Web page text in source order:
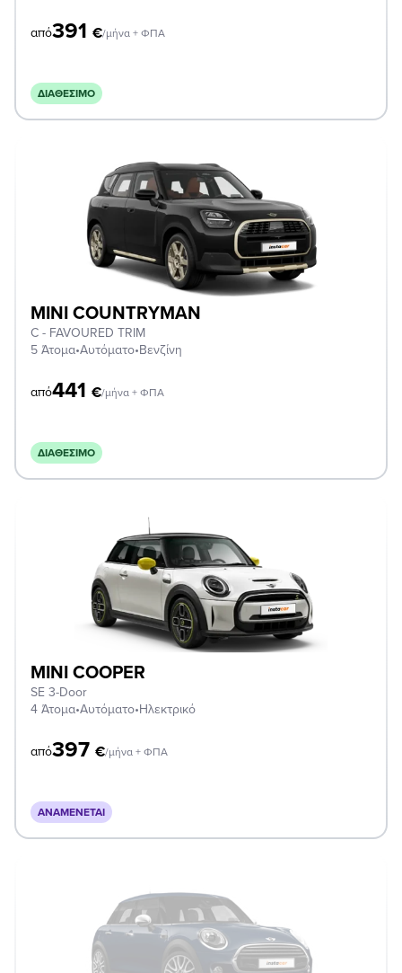
από391 €/μήνα + ΦΠΑ
ΔΙΑΘΈΣΙΜΟ
MINI COUNTRYMAN
C - FAVOURED TRIM
5 Άτομα•Αυτόματο•Βενζίνη
από441 €/μήνα + ΦΠΑ
ΔΙΑΘΈΣΙΜΟ
MINI COOPER
SE 3-Door
4 Άτομα•Αυτόματο•Ηλεκτρικό
από397 €/μήνα + ΦΠΑ
ΑΝΑΜΈΝΕΤΑΙ